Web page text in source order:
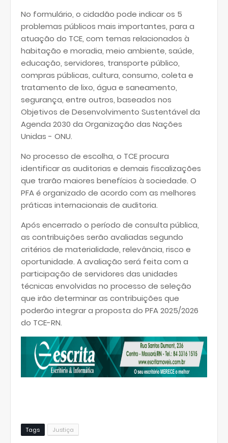
No formulário, o cidadão pode indicar os 5
problemas públicos mais importantes, para a
atuação do TCE, com temas relacionados à
habitação e moradia, meio ambiente, saúde,
educação, servidores, transporte público,
compras públicas, cultura, consumo, coleta e
tratamento de lixo, água e saneamento,
segurança, entre outros, baseados nos
Objetivos de Desenvolvimento Sustentável da
Agenda 2030 da Organização das Nações
Unidas - ONU.
No processo de escolha, o TCE procura
identificar as auditorias e demais fiscalizações
que trarão maiores benefícios à sociedade. O
PFA é organizado de acordo com as melhores
práticas internacionais de auditoria.
Após encerrado o período de consulta pública,
as contribuições serão avaliadas segundo
critérios de materialidade, relevância, risco e
oportunidade. A avaliação será feita com a
participação de servidores das unidades
técnicas envolvidas no processo de seleção
que irão determinar as contribuições que
poderão integrar a proposta do PFA 2025/2026
do TCE-RN.
Tags Justiça